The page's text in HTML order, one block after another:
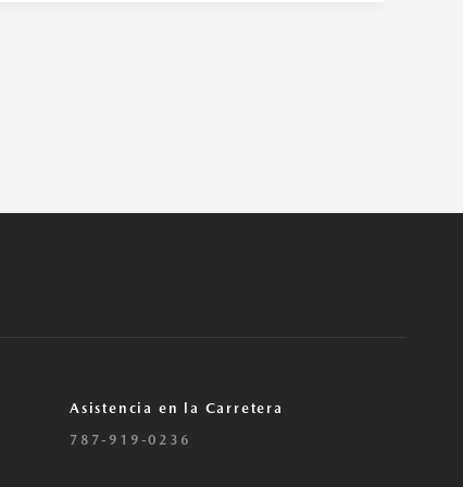
Asistencia en la Carretera
787-919-0236